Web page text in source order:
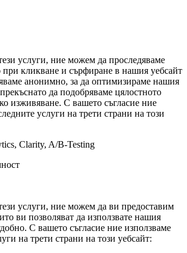
услуги, ние можем да проследяваме
при кликване и сърфиране в нашия уебсайт
анонимно, за да оптимизираме нашия
да подобряваме цялостното
изживяване. С вашето съгласие ние
услуги на трети страни на този
Clarity, A/B-Testing
услуги, ние можем да ви предоставим
ви позволяват да използвате нашия
С вашето съгласие ние използваме
на трети страни на този уебсайт: